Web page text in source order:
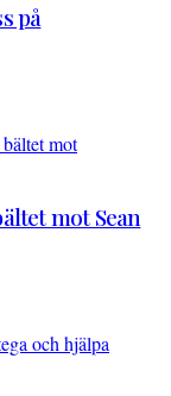
på
mot Sean